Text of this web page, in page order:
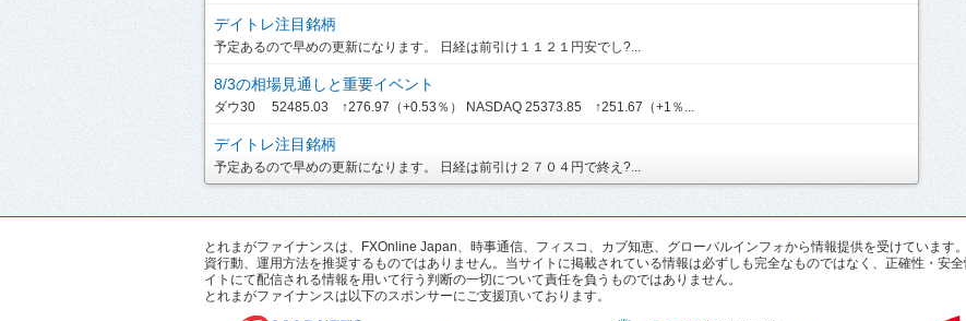
デイトレ注目銘柄
予定あるので早めの更新になります。 日経は前引け１１２１円安でし?...
8/3の相場見通しと重要イベント
ダウ30 52485.03 ↑276.97（+0.53％） NASDAQ 25373.85 ↑251.67（+1％...
デイトレ注目銘柄
予定あるので早めの更新になります。 日経は前引け２７０４円で終え?...
とれまがファイナンスは、FXOnline Japan、時事通信、フィスコ、カブ知恵、グローバルインフォから情報提供を受けています
資行動、運用方法を推奨するものではありません。当サイトに掲載されている情報は必ずしも完全なものではなく、正確性・安
イトにて配信される情報を用いて行う判断の一切について責任を負うものではありません。
とれまがファイナンスは以下のスポンサーにご支援頂いております。